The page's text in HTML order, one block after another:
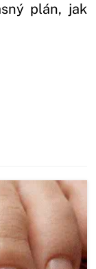
plán, jak